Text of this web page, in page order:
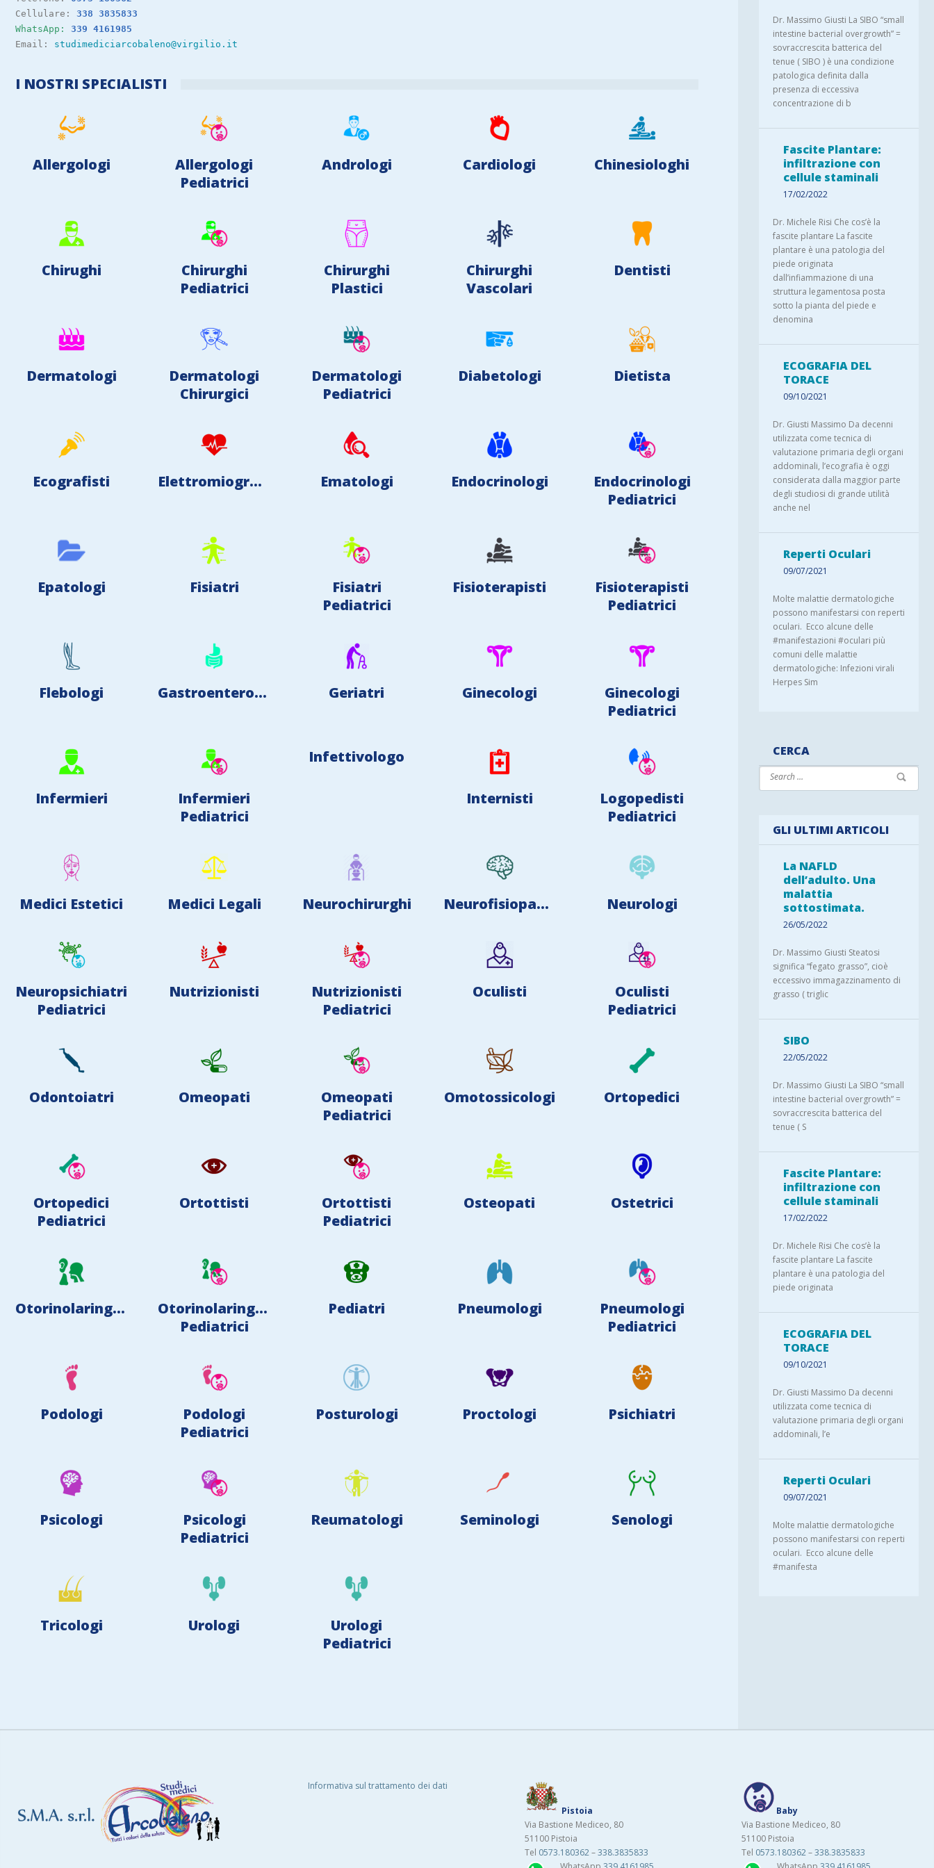
Cellulare: 338 3835833
WhatsApp:
339 4161985
Email: studimediciarcobaleno@virgilio.it
I NOSTRI SPECIALISTI
Allergologi
Allergologi
Pediatrici
Andrologi Cardiologi Chinesiologhi
Chirughi
Chirurghi
Pediatrici
Chirurghi
Plastici
Chirurghi
Vascolari
Dentisti
Dermatologi
Dermatologi
Chirurgici
Dermatologi
Pediatrici
Diabetologi Dietista
Ecografisti Elettromiografisti Ematologi Endocrinologi
Endocrinologi
Pediatrici
Epatologi Fisiatri
Fisiatri
Pediatrici
Fisioterapisti
Fisioterapisti
Pediatrici
Flebologi Gastroenterologi Geriatri Ginecologi
Ginecologi
Pediatrici
Infermieri
Infermieri
Pediatrici
Infettivologo
Internisti
Logopedisti
Pediatrici
Medici Estetici Medici Legali Neurochirurghi Neurofisiopatologi Neurologi
Neuropsichiatri
Pediatrici
Nutrizionisti
Nutrizionisti
Pediatrici
Oculisti
Oculisti
Pediatrici
Odontoiatri Omeopati
Omeopati
Pediatrici
Omotossicologi Ortopedici
Ortopedici
Pediatrici
Ortottisti
Ortottisti
Pediatrici
Osteopati Ostetrici
Otorinolaringoiatri
Otorinolaringoiatri
Pediatrici
Pediatri Pneumologi
Pneumologi
Pediatrici
Podologi
Podologi
Pediatrici
Posturologi Proctologi Psichiatri
Psicologi
Psicologi
Pediatrici
Reumatologi Seminologi Senologi
Tricologi Urologi
Urologi
Pediatrici
Dr. Massimo Giusti La SIBO “small
intestine bacterial overgrowth” =
sovraccrescita batterica del
tenue ( SIBO ) è una condizione
patologica definita dalla
presenza di eccessiva
concentrazione di b
Fascite Plantare:
infiltrazione con
cellule staminali
17/02/2022
Dr. Michele Risi Che cos’è la
fascite plantare La fascite
plantare è una patologia del
piede originata
dall’infiammazione di una
struttura legamentosa posta
sotto la pianta del piede e
denomina
ECOGRAFIA DEL
TORACE
09/10/2021
Dr. Giusti Massimo Da decenni
utilizzata come tecnica di
valutazione primaria degli organi
addominali, l’ecografia è oggi
considerata dalla maggior parte
degli studiosi di grande utilità
anche nel
Reperti Oculari
09/07/2021
Molte malattie dermatologiche
possono manifestarsi con reperti
oculari. Ecco alcune delle
#manifestazioni #oculari più
comuni delle malattie
dermatologiche: Infezioni virali
Herpes Sim
CERCA
GLI ULTIMI ARTICOLI
La NAFLD
dell’adulto. Una
malattia
sottostimata.
26/05/2022
Dr. Massimo Giusti Steatosi
significa “fegato grasso”, cioè
eccessivo immagazzinamento di
grasso ( triglic
SIBO
22/05/2022
Dr. Massimo Giusti La SIBO “small
intestine bacterial overgrowth” =
sovraccrescita batterica del
tenue ( S
Fascite Plantare:
infiltrazione con
cellule staminali
17/02/2022
Dr. Michele Risi Che cos’è la
fascite plantare La fascite
plantare è una patologia del
piede originata
ECOGRAFIA DEL
TORACE
09/10/2021
Dr. Giusti Massimo Da decenni
utilizzata come tecnica di
valutazione primaria degli organi
addominali, l’e
Reperti Oculari
09/07/2021
Molte malattie dermatologiche
possono manifestarsi con reperti
oculari. Ecco alcune delle
#manifesta
Informativa sul trattamento dei dati
Pistoia
Via Bastione Mediceo, 80
51100 Pistoia
Tel 0573.180362–338.3835833
Baby
Via Bastione Mediceo, 80
51100 Pistoia
Tel 0573.180362–338.3835833